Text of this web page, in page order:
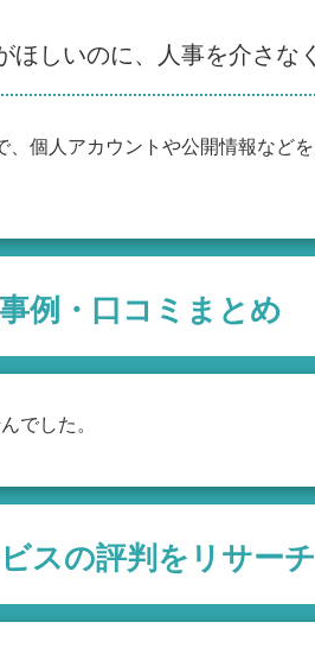
ほしいのに、人事を介さな
個人アカウントや公開情報など
例・口コミまとめ
でした。
スの評判をリサーチ